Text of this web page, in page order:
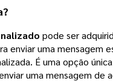
pode ser
enviar uma mensagem
É uma opção
uma mensagem de